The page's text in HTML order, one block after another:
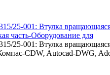
25-001: Втулка
часть-Оборудование для
25-001: Втулка
CDW, Autocad-DWG,